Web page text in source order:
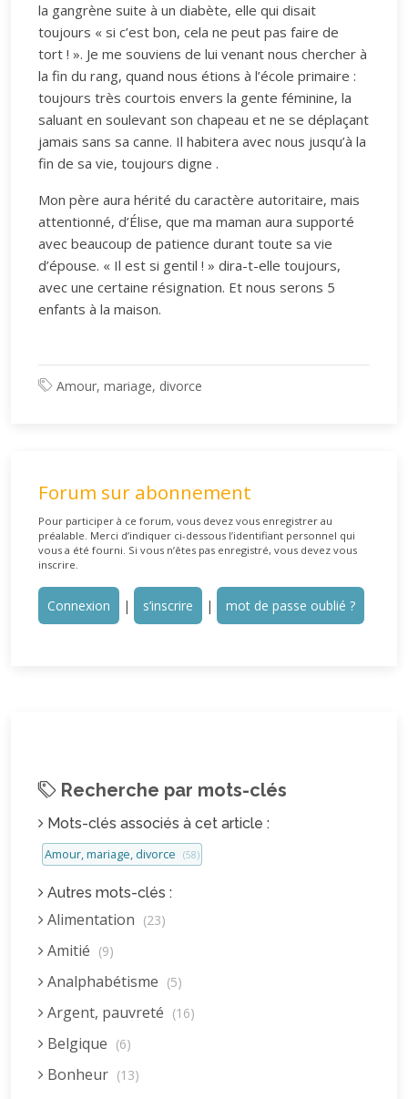
la gangrène suite à un diabète, elle qui disait
toujours « si c’est bon, cela ne peut pas faire de
tort ! ». Je me souviens de lui venant nous chercher à
la fin du rang, quand nous étions à l’école primaire :
toujours très courtois envers la gente féminine, la
saluant en soulevant son chapeau et ne se déplaçant
jamais sans sa canne. Il habitera avec nous jusqu’à la
fin de sa vie, toujours digne .
Mon père aura hérité du caractère autoritaire, mais
attentionné, d’Élise, que ma maman aura supporté
avec beaucoup de patience durant toute sa vie
d’épouse. « Il est si gentil ! » dira-t-elle toujours,
avec une certaine résignation. Et nous serons 5
enfants à la maison.
Amour, mariage, divorce
Forum sur abonnement
Pour participer à ce forum, vous devez vous enregistrer au
préalable. Merci d’indiquer ci-dessous l’identifiant personnel qui
vous a été fourni. Si vous n’êtes pas enregistré, vous devez vous
inscrire.
Connexion | s’inscrire | mot de passe oublié ?
Recherche par mots-clés
Mots-clés associés à cet article :
Amour, mariage, divorce (58)
Autres mots-clés :
Alimentation (23)
Amitié (9)
Analphabétisme (5)
Argent, pauvreté (16)
Belgique (6)
Bonheur (13)